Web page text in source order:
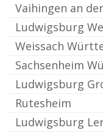
Vaihingen an
Ludwigsburg
Weissach
Sachsenheim
Ludwigsburg
Rutesheim
Ludwigsburg